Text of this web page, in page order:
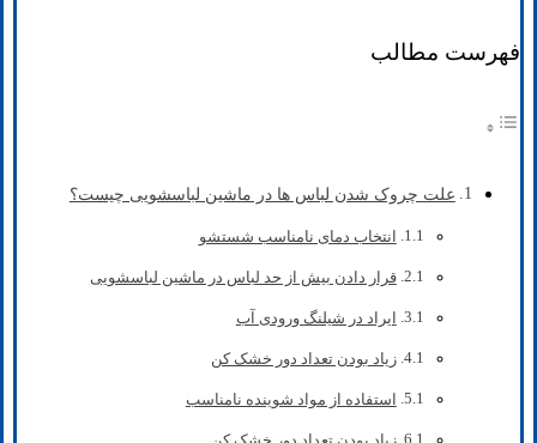
فهرست مطالب
علت چروک شدن لباس ها در ماشین لباسشویی چیست؟
انتخاب دمای نامناسب شستشو
قرار دادن بیش از حد لباس در ماشین لباسشویی
ایراد در شیلنگ ورودی آب
زیاد بودن تعداد دور خشک ‌کن
استفاده از مواد شوینده نامناسب